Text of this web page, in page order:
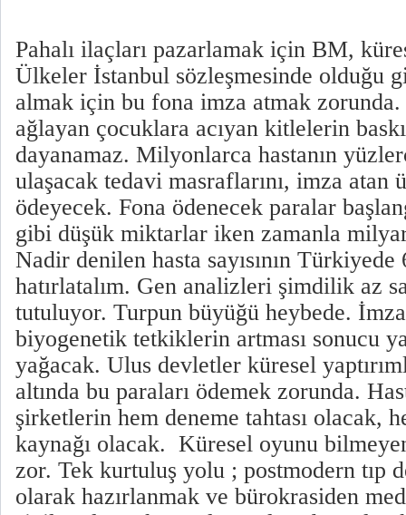
Pahalı ilaçları pazarlamak için BM,
Ülkeler İstanbul sözleşmesinde olduğu
almak için bu fona imza atmak
ağlayan çocuklara acıyan kitlelerin
dayanamaz. Milyonlarca hastanın
ulaşacak tedavi masraflarını, imza atan
ödeyecek. Fona ödenecek paralar
gibi düşük miktarlar iken zamanla
Nadir denilen hasta sayısının
hatırlatalım. Gen analizleri şimdilik az
tutuluyor. Turpun büyüğü heybede. İmza
biyogenetik tetkiklerin artması sonucu
yağacak. Ulus devletler küresel
altında bu paraları ödemek zorunda.
şirketlerin hem deneme tahtası olacak,
kaynağı olacak. Küresel oyunu
zor. Tek kurtuluş yolu ; postmodern tıp
olarak hazırlanmak ve bürokrasiden